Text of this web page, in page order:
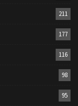
211
177
116
98
95